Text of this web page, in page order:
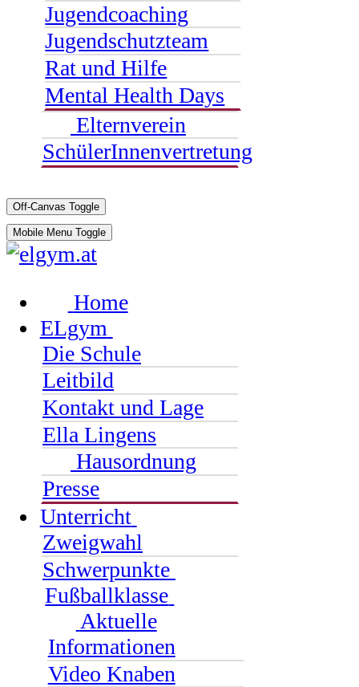
Jugendcoaching
Jugendschutzteam
Rat und Hilfe
Mental Health Days
Elternverein
SchülerInnenvertretung
Off-Canvas Toggle
Mobile Menu Toggle
Home
ELgym
Die Schule
Leitbild
Kontakt und Lage
Ella Lingens
Hausordnung
Presse
Unterricht
Zweigwahl
Schwerpunkte
Fußballklasse
Aktuelle
Informationen
Video Knaben